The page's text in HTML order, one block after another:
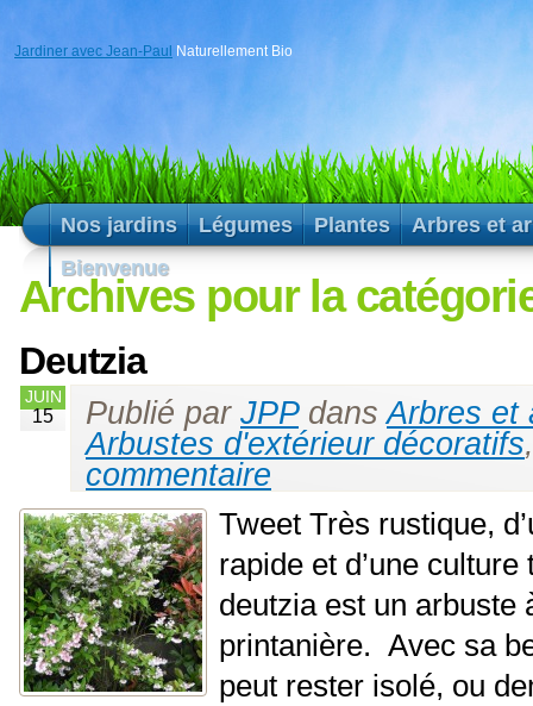
Jardiner avec Jean-Paul Naturellement Bio
Nos jardins Légumes Plantes
Arbres et
Bienvenue
Archives pour la
Deutzia
JUIN
15 Publié par JPPdansArbres et
Arbustes d'extérieur décoratifs
commentaire
Tweet Très rustique,
rapide et d’une
deutzia est un arbuste
printanière. Avec sa
peut rester isolé, ou